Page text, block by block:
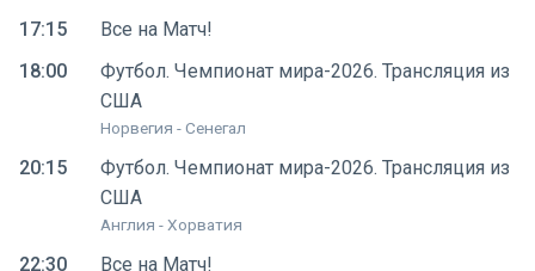
17:15
Все на Матч!
18:00
Футбол. Чемпионат мира-2026. Трансляция из
США
Норвегия - Сенегал
20:15
Футбол. Чемпионат мира-2026. Трансляция из
США
Англия - Хорватия
22:30 Все на Матч!